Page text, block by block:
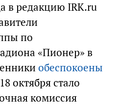
в редакцию IRK.ru
по
«Пионер» в
обеспокоены
октября стало
комиссия